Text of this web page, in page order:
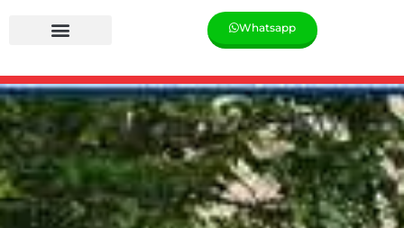
Whatsapp